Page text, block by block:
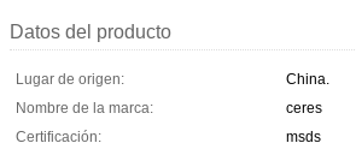
Datos del producto
Lugar de origen:
China.
Nombre de la marca:
ceres
Certificación:
msds